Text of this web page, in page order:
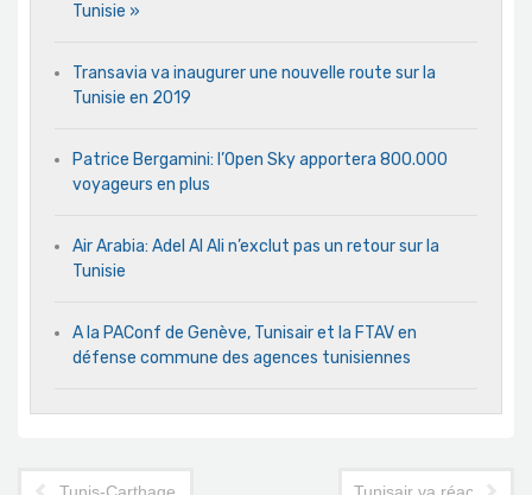
Tunisie »
Transavia va inaugurer une nouvelle route sur la
Tunisie en 2019
Patrice Bergamini: l’Open Sky apportera 800.000
voyageurs en plus
Air Arabia: Adel Al Ali n’exclut pas un retour sur la
Tunisie
A la PAConf de Genève, Tunisair et la FTAV en
défense commune des agences tunisiennes
Tunis-Carthage : l’aéroport cause-t-il du tort au tourisme ?
Tunisair va réactiver la